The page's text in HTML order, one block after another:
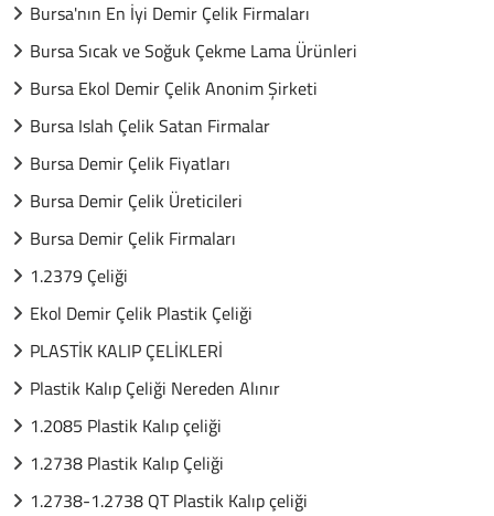
Bursa'nın En İyi Demir Çelik Firmaları
Bursa Sıcak ve Soğuk Çekme Lama Ürünleri
Bursa Ekol Demir Çelik Anonim Şirketi
Bursa Islah Çelik Satan Firmalar
Bursa Demir Çelik Fiyatları
Bursa Demir Çelik Üreticileri
Bursa Demir Çelik Firmaları
1.2379 Çeliği
Ekol Demir Çelik Plastik Çeliği
PLASTİK KALIP ÇELİKLERİ
Plastik Kalıp Çeliği Nereden Alınır
1.2085 Plastik Kalıp çeliği
1.2738 Plastik Kalıp Çeliği
1.2738-1.2738 QT Plastik Kalıp çeliği